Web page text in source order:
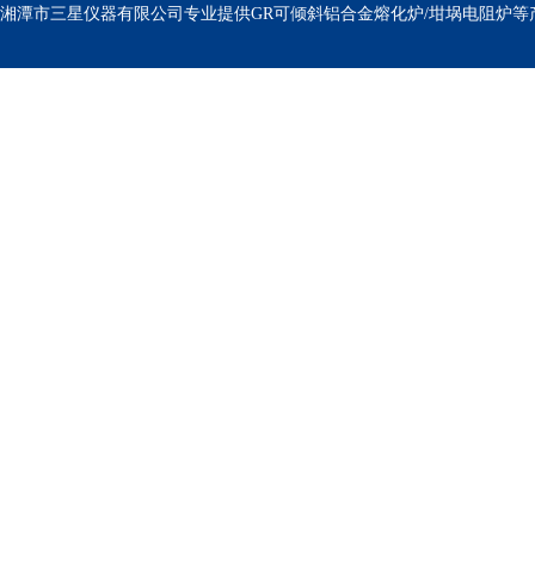
湘潭市三星仪器有限公司专业提供GR可倾斜铝合金熔化炉/坩埚电阻炉